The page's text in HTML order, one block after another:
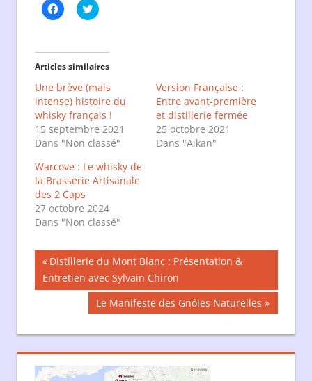
Cliquez
pour
dans
une
nouvelle
Cliquez
pour
dans
une
nouvelle
Articles similaires
Une brève (mais
intense) histoire du
whisky français !
15 septembre 2021
Dans "Non classé"
Version Française :
Entre avant-première
et distillerie fermée
25 octobre 2021
Dans "Aikan"
Warcove : Le whisky de
la Brasserie Artisanale
des 2 Caps
27 octobre 2024
Dans "Non classé"
Navigation
de
l’article
Publication
précédente :
Distillerie du Mont Blanc : Présentation &
Entretien avec Sylvain Chiron
Publication
suivante :
Le Manifeste des Gnôles Naturelles